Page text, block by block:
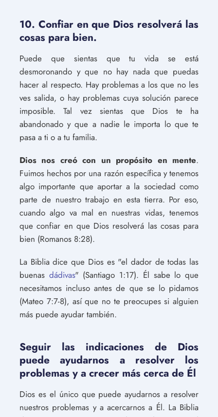
10. Confiar en que Dios resolverá las
cosas para bien.
Puede que sientas que tu vida se está
desmoronando y que no hay nada que puedas
hacer al respecto. Hay problemas a los que no les
ves salida, o hay problemas cuya solución parece
imposible. Tal vez sientas que Dios te ha
abandonado y que a nadie le importa lo que te
pasa a ti o a tu familia.
Dios nos creó con un propósito en mente.
Fuimos hechos por una razón específica y tenemos
algo importante que aportar a la sociedad como
parte de nuestro trabajo en esta tierra. Por eso,
cuando algo va mal en nuestras vidas, tenemos
que confiar en que Dios resolverá las cosas para
bien (Romanos 8:28).
La Biblia dice que Dios es "el dador de todas las
buenas dádivas" (Santiago 1:17). Él sabe lo que
necesitamos incluso antes de que se lo pidamos
(Mateo 7:7-8), así que no te preocupes si alguien
más puede ayudar también.
Seguir las indicaciones de Dios
puede ayudarnos a resolver los
problemas y a crecer más cerca de Él
Dios es el único que puede ayudarnos a resolver
nuestros problemas y a acercarnos a Él. La Biblia